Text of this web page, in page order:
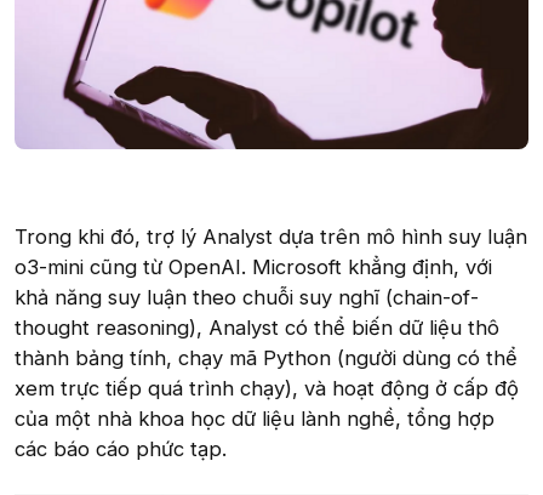
Trong khi đó, trợ lý Analyst dựa trên mô hình suy luận
o3-mini cũng từ OpenAI. Microsoft khẳng định, với
khả năng suy luận theo chuỗi suy nghĩ (chain-of-
thought reasoning), Analyst có thể biến dữ liệu thô
thành bảng tính, chạy mã Python (người dùng có thể
xem trực tiếp quá trình chạy), và hoạt động ở cấp độ
của một nhà khoa học dữ liệu lành nghề, tổng hợp
các báo cáo phức tạp.